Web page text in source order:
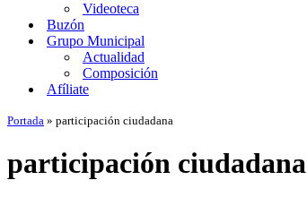
Videoteca
Buzón
Grupo Municipal
Actualidad
Composición
Afíliate
Portada » participación ciudadana
participación ciudadana